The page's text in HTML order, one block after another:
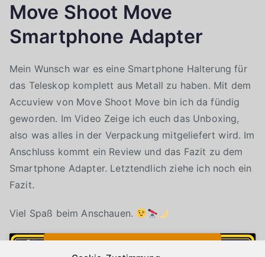
Move Shoot Move
Smartphone Adapter
Mein Wunsch war es eine Smartphone Halterung für
das Teleskop komplett aus Metall zu haben. Mit dem
Accuview von Move Shoot Move bin ich da fündig
geworden. Im Video Zeige ich euch das Unboxing,
also was alles in der Verpackung mitgeliefert wird. Im
Anschluss kommt ein Review und das Fazit zu dem
Smartphone Adapter. Letztendlich ziehe ich noch ein
Fazit.
Viel Spaß beim Anschauen.
Klicke auf "Ich stimme zu", um Youtube zu
aktivieren
Cookie-Richtlinie